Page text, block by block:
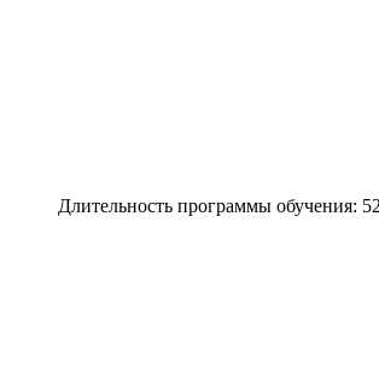
Длительность программы обучения: